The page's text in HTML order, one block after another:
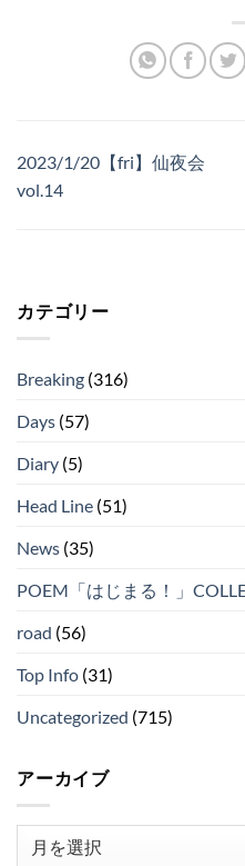
2023/1/20【fri】仙夜会
vol.14
カテゴリー
Breaking (316)
Days (57)
Diary (5)
Head Line (51)
News (35)
POEM「はじまる！」
road (56)
Top Info (31)
Uncategorized (715)
アーカイブ